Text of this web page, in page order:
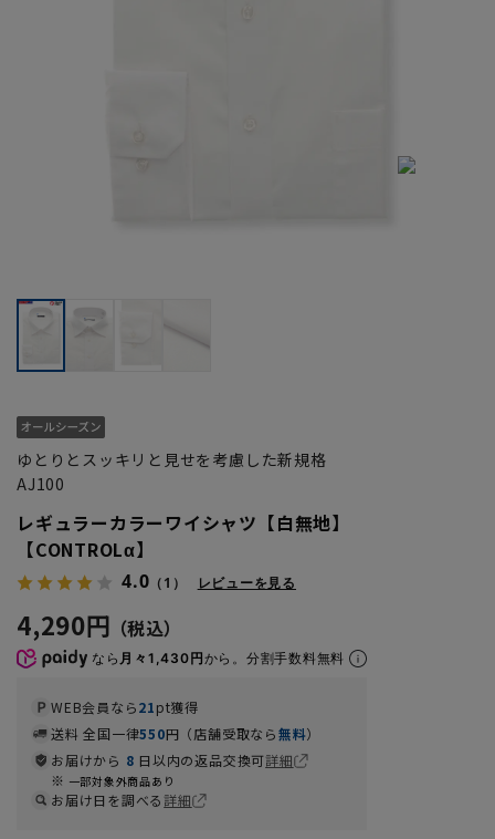
ゆとりとスッキリと見せを考慮した新規格
AJ100
レギュラーカラーワイシャツ【白無地】
【CONTROLα】
4.0 （1） レビューを見る
4,290円
なら 月々1,430円から。分割手数料無料
WEB会員なら21pt獲得
送料 全国一律550円（店舗受取なら無料）
お届けから 8 日以内の返品交換可詳細
一部対象外商品あり
お届け日を調べる詳細